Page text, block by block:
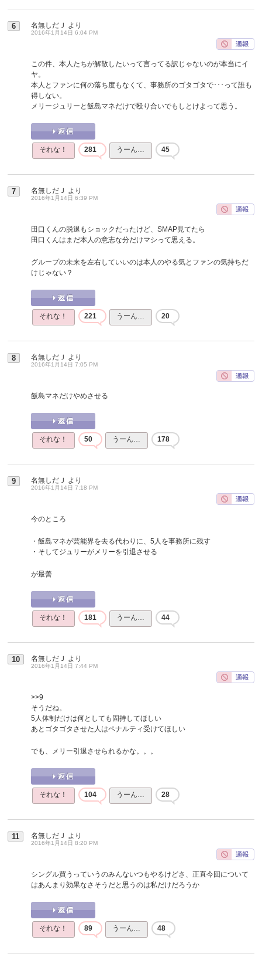
6 名無しだＪ より
2016年1月14日 6:04 PM
この件、本人たちが解散したいって言ってる訳じゃないのが本当にイ
ヤ。
本人とファンに何の落ち度もなくて、事務所のゴタゴタで･･･って誰も
得しない。
メリージュリーと飯島マネだけで殴り合いでもしとけよって思う。
それな！ 281 うーん… 45
7 名無しだＪ より
2016年1月14日 6:39 PM
田口くんの脱退もショックだったけど、SMAP見てたら
田口くんはまだ本人の意志な分だけマシって思える。
グループの未来を左右していいのは本人のやる気とファンの気持ちだ
けじゃない？
それな！ 221 うーん… 20
8 名無しだＪ より
2016年1月14日 7:05 PM
飯島マネだけやめさせる
それな！ 50 うーん… 178
9 名無しだＪ より
2016年1月14日 7:18 PM
今のところ
・飯島マネが芸能界を去る代わりに、5人を事務所に残す
・そしてジュリーがメリーを引退させる
が最善
それな！ 181 うーん… 44
10 名無しだＪ より
2016年1月14日 7:44 PM
>>9
そうだね。
5人体制だけは何としても固持してほしい
あとゴタゴタさせた人はペナルティ受けてほしい
でも、メリー引退させられるかな。。。
それな！ 104 うーん… 28
11 名無しだＪ より
2016年1月14日 8:20 PM
シングル買うっていうのみんないつもやるけどさ、正直今回について
はあんまり効果なさそうだと思うのは私だけだろうか
それな！ 89 うーん… 48